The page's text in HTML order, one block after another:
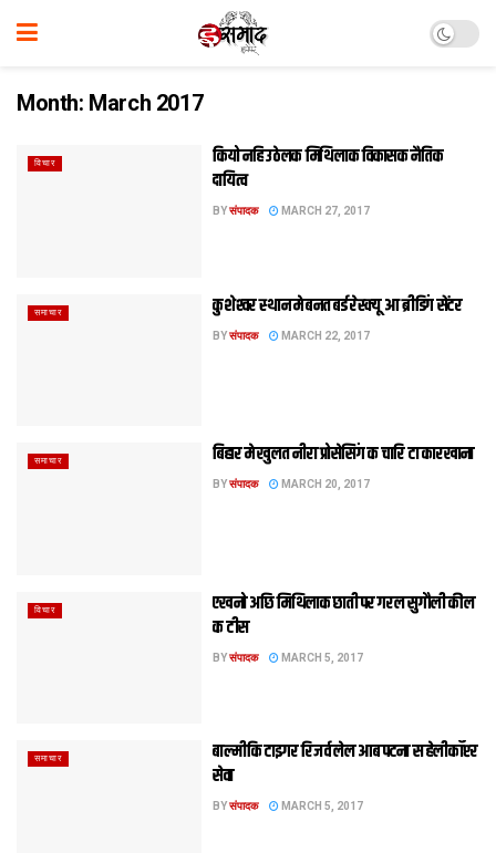
Month: March 2017
विचार
कियो नहि उठेलक मिथिलाक विकासक नैतिक
दायित्व
BYसंपादक MARCH 27, 2017
समाचार कुशेश्‍वर स्‍थान मे बनत बर्ड रेस्‍क्‍यू आ ब्रीडिंग सेंटर
BYसंपादक MARCH 22, 2017
समाचार बिहार मे खुलत नीरा प्रोसेसिंग क चारि टा कारखाना
BYसंपादक MARCH 20, 2017
विचार
एखनो अछि मिथिलाक छाती पर गरल सुगौली कील
क टीस
BYसंपादक MARCH 5, 2017
समाचार
बाल्मीकि टाइगर रिजर्व लेल आब पटना स हेलीकॉप्टर
सेवा
BYसंपादक MARCH 5, 2017